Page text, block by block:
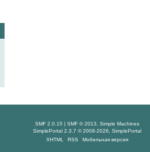
SMF 2.0.15 | SMF © 2013
Simple Machines
SimplePortal 2.3.7 © 2008-2026, SimplePortal
XHTML
RSS Мобильная версия